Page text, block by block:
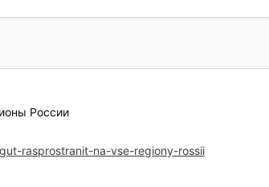
России
rasprostranit-na-vse-regiony-rossii